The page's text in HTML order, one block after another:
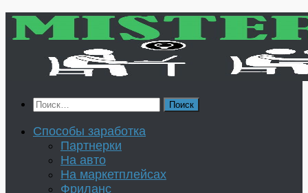
Перейти
Найти:
Способы заработка
Партнерки
На авто
На маркетплейсах
Фриланс